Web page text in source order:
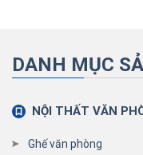
DANH MỤC
NỘI THẤT VĂN
Ghế văn phòng